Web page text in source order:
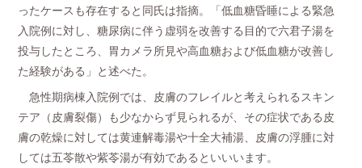
ったケースも存在すると同氏は指摘。「低血糖昏睡による緊急
入院例に対し、糖尿病に伴う虚弱を改善する目的で六君子湯を
投与したところ、胃カメラ所見や高血糖および低血糖が改善し
た経験がある」と述べた。
急性期病棟入院例では、皮膚のフレイルと考えられるスキン
テア（皮膚裂傷）も少なからず見られるが、その症状である皮
膚の乾燥に対しては黄連解毒湯や十全大補湯、皮膚の浮腫に対
しては五苓散や紫苓湯が有効であるといいいます。